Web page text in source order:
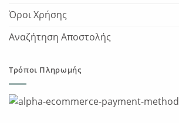
Όροι Χρήσης
Αναζήτηση Αποστολής
Τρόποι Πληρωμής